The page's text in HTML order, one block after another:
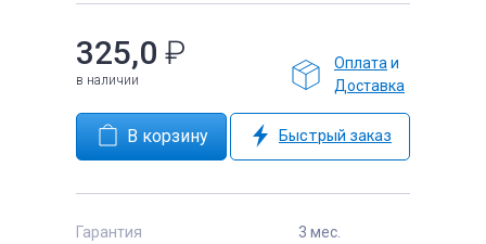
325,0 ₽
в наличии
Быстрый заказ
Оплата и
Доставка
Гарантия
3 мес.